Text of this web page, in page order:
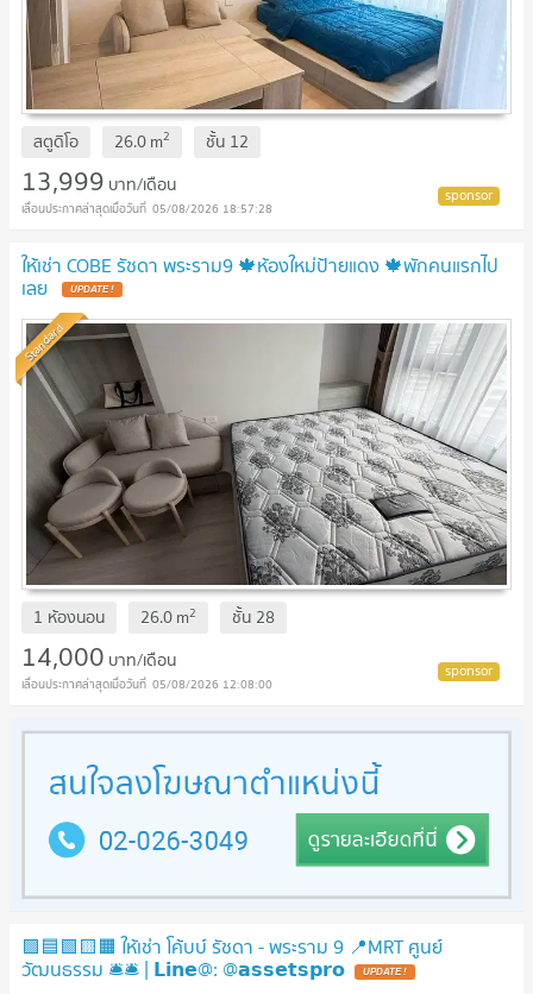
สตูดิโอ 26.0m2 ชั้น 12
13,999 บาท/เดือน
05/08/2026 18:57:28
ให้เช่า COBE รัชดา พระราม9 🍁ห้องใหม่ป้ายแดง 🍁พักคนแรกไป
เลย
Standard
1 ห้องนอน 26.0m2 ชั้น 28
14,000 บาท/เดือน
05/08/2026 12:08:00
🟪🟦🟩🟨🟧 ให้เช่า โค้บบ์ รัชดา - พระราม 9 📍MRT ศูนย์
วัฒนธรรม 🛎️🛎️ | 𝗟𝗶𝗻𝗲@: @𝗮𝘀𝘀𝗲𝘁𝘀𝗽𝗿𝗼